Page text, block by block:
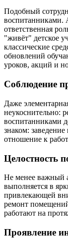
Подобный
воспитанниками.
ответственная
"живёт" детское
классические
обновлений
уроков, акций и
Соблюдение
Даже
неукоснительно:
воспитанниками
знаком: заведение
отношение к
Целостность
Не менее важный
выполняется в
привлекающей
ремонт
работают на
Проявление